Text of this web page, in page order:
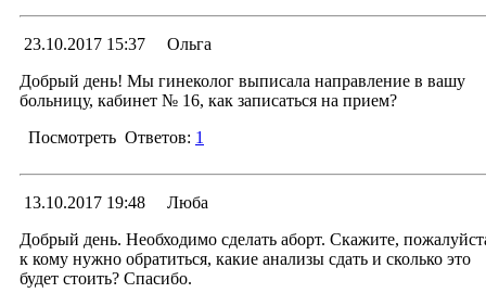
Ответ
26.10.2017 16:57
Менеджер раздела
Уважаемая Наталья! Вопросы об операции
на консультации у врача. Запись на консультацию
21 кабинет по телефонам: 79 00 03 / 79 00 04 / 79 00 05.
Заместитель главного врача гинекологических
23.10.2017 15:37
Ольга
Добрый день! Мы гинеколог выписала направление в вашу
больницу, кабинет № 16, как записаться на прием?
Посмотреть Ответов: 1
Ответ
24.10.2017 12:11 Менеджер раздела
Уважаемая Ольга! Запись на
13.10.2017 19:48
Люба
Добрый день. Необходимо сделать аборт. Скажите,
к кому нужно обратиться, какие анализы сдать и сколько это
будет стоить? Спасибо.